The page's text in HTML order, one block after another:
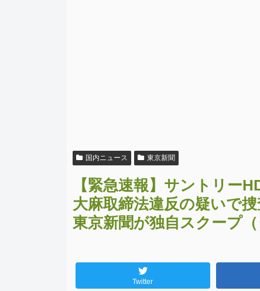
国内ニュース 東京新聞
【緊急速報】サントリー
大麻取締法違反の疑いで
東京新聞が独自スクープ
Twitter